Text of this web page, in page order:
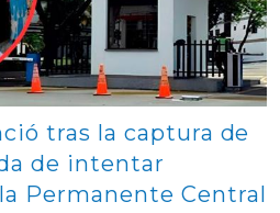
tras la captura de
de intentar
Permanente Central